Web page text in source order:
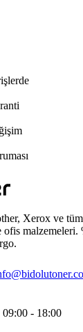
Xerox ve
malzemeleri.
09:00 - 18:00